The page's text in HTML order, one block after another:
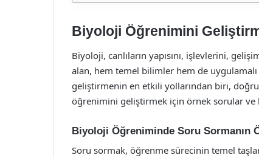
Biyoloji Öğrenimini
Biyoloji, canlıların yapısını, işlevlerini,
alan, hem temel bilimler hem de
geliştirmenin en etkili yollarından biri,
öğrenimini geliştirmek için örnek sorular ve
Biyoloji Öğreniminde Soru Sormanın
Soru sormak, öğrenme sürecinin temel